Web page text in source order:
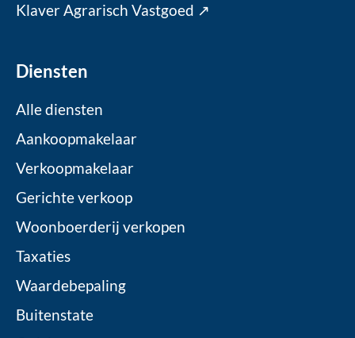
Klaver Agrarisch Vastgoed ↗
Diensten
Alle diensten
Aankoopmakelaar
Verkoopmakelaar
Gerichte verkoop
Woonboerderij verkopen
Taxaties
Waardebepaling
Buitenstate